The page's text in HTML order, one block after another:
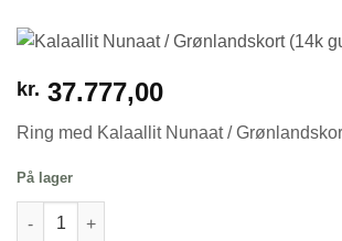
kr. 37.777,00
Ring med Kalaallit Nunaat /
På lager
Kalaallit Nunaat / Grønlandskort (14k guld)